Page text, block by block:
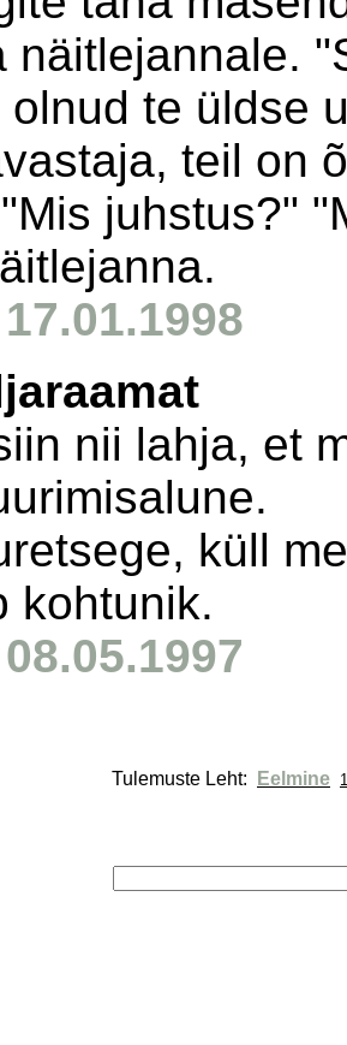
näitlejannale.
olnud te üldse
teil on
juhstus?"
nii lahja, et
küll
kohtunik.
Tulemuste Leht: Eelmine 1